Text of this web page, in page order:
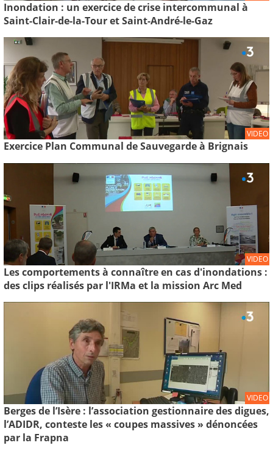
Inondation : un exercice de crise intercommunal à
Saint-Clair-de-la-Tour et Saint-André-le-Gaz
VIDEO
Exercice Plan Communal de Sauvegarde à Brignais
VIDEO
Les comportements à connaître en cas d'inondations :
des clips réalisés par l'IRMa et la mission Arc Med
VIDEO
Berges de l’Isère : l’association gestionnaire des digues,
l’ADIDR, conteste les « coupes massives » dénoncées
par la Frapna